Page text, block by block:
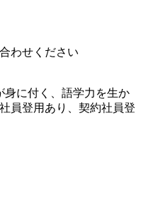
わせください
に付く、語学力を生か
員登用あり、契約社員登